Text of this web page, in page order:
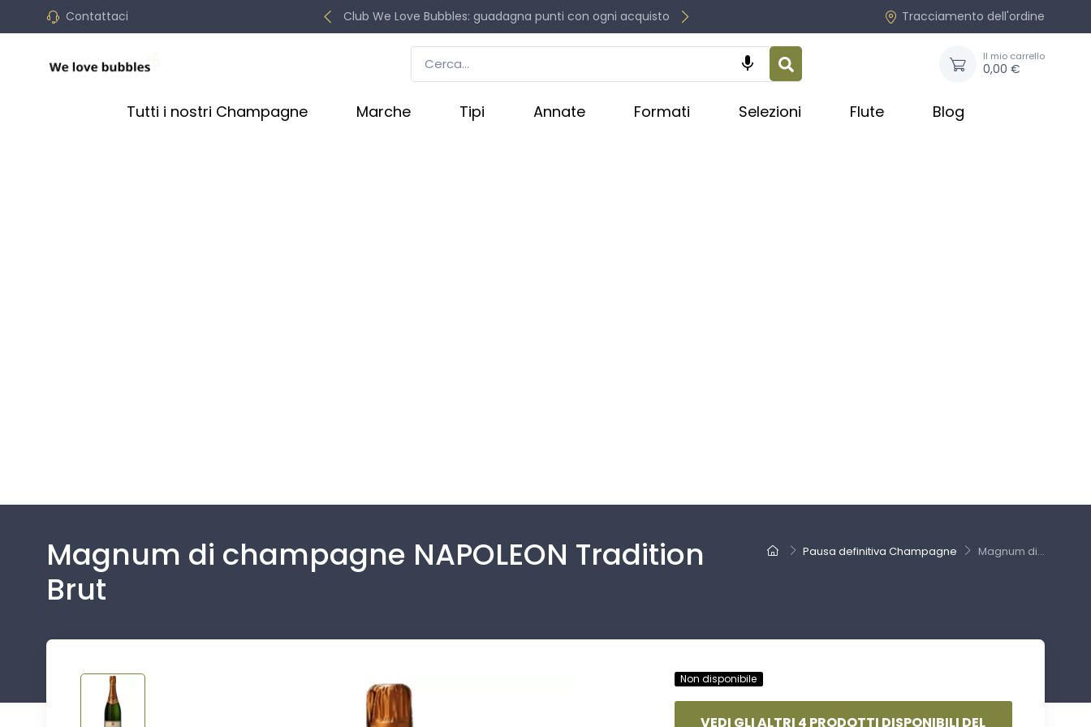
Contattaci Club We Love Bubbles: guadagna punti con ogni acquisto Tracciamento dell'ordine
 Il mio carrello
0,00 €
Tutti i nostri Champagne Marche Tipi Annate Formati Selezioni Flute Blog
Pausa definitiva Champagne Magnum di...
Magnum di champagne NAPOLEON Tradition
Brut
Non disponibile
VEDI GLI ALTRI 4 PRODOTTI DISPONIBILI DEL